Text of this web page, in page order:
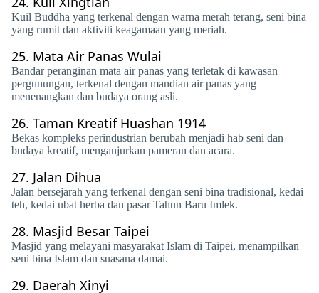
Kuil Buddha yang terkenal dengan warna merah terang, seni bina
yang rumit dan aktiviti keagamaan yang meriah.
25. Mata Air Panas Wulai
Bandar peranginan mata air panas yang terletak di kawasan
pergunungan, terkenal dengan mandian air panas yang
menenangkan dan budaya orang asli.
26. Taman Kreatif Huashan 1914
Bekas kompleks perindustrian berubah menjadi hab seni dan
budaya kreatif, menganjurkan pameran dan acara.
27. Jalan Dihua
Jalan bersejarah yang terkenal dengan seni bina tradisional, kedai
teh, kedai ubat herba dan pasar Tahun Baru Imlek.
28. Masjid Besar Taipei
Masjid yang melayani masyarakat Islam di Taipei, menampilkan
seni bina Islam dan suasana damai.
29. Daerah Xinyi